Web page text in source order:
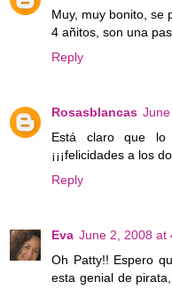
Muy, muy bonito, se
4 añitos, son una
Reply
Rosasblancas
Está claro que lo
¡¡¡felicidades a los
Reply
Eva June 2, 2008 at
Oh Patty!! Espero
esta genial de